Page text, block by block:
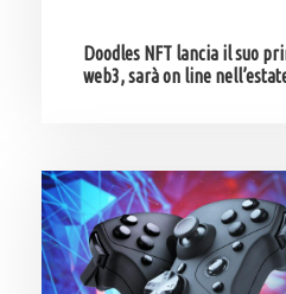
Doodles NFT lancia il suo
web3, sarà on line